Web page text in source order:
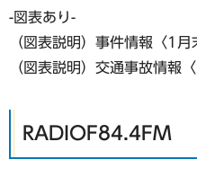
-図表あり-
（図表説明）事件情報〈1月
（図表説明）交通事故情報
RADIOF84.4FM